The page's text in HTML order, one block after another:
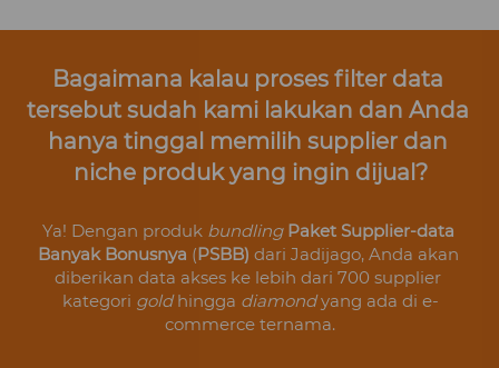
Bagaimana kalau proses filter data
tersebut sudah kami lakukan dan Anda
hanya tinggal memilih supplier dan
niche produk yang ingin dijual?
Ya! Dengan produk bundling Paket Supplier-data
Banyak Bonusnya (PSBB) dari Jadijago, Anda akan
diberikan data akses ke lebih dari 700 supplier
kategori gold hingga diamond yang ada di e-
commerce ternama.